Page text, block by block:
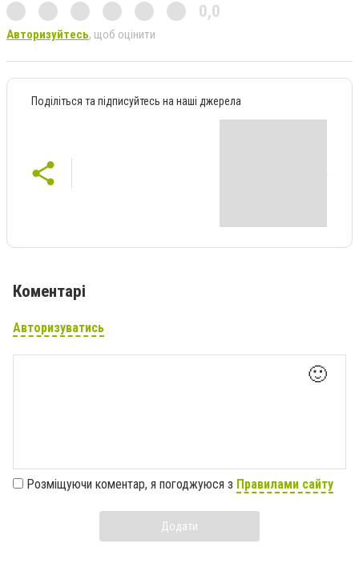
0,0
Авторизуйтесь, щоб оцінити
Поділіться та підписуйтесь на наші джерела
Коментарі
Авторизуватись
🙂
Розміщуючи коментар, я погоджуюся з Правилами сайту
Додати